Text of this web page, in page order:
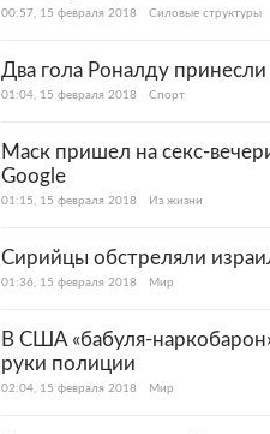
00:57, 15 февраля 2018 Силовые структуры
Два гола Роналду
01:04, 15 февраля 2018 Спорт
Маск пришел на секс-
Google
01:15, 15 февраля 2018 Из жизни
Сирийцы обстреляли
01:36, 15 февраля 2018 Мир
В США «бабуля-
руки полиции
02:04, 15 февраля 2018 Мир